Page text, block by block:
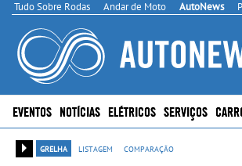
Tudo Sobre Rodas Andar de Moto AutoNews
EVENTOS NOTÍCIAS ELÉTRICOS SERVIÇOS
grelha listagem comparação